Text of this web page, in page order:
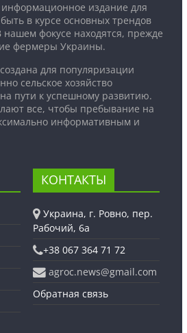
издание для
в курсе основных трендов
нашем фокусе находятся, прежде
фермеры Украины.
для популяризации
сельское хозяйство
пути к успешному развитию.
все, чтобы пребывание на
информативным и
КОНТАКТЫ
Украина, г. Ровно, пер.
Рабочий, 6а
+38 067 364 71 72
agroc.news@gmail.com
Обратная связь